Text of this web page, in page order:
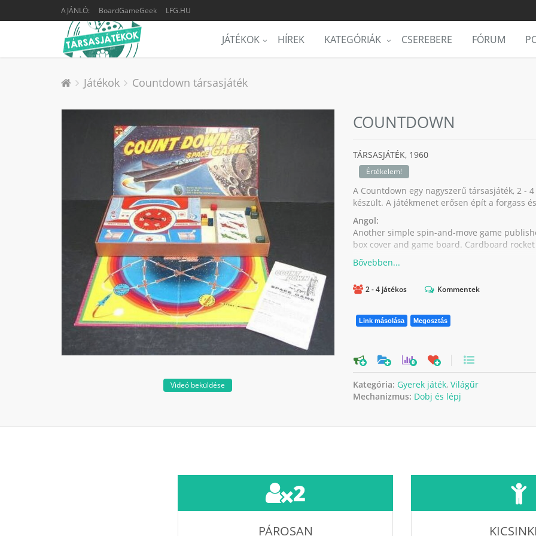
AJÁNLÓ: BoardGameGeek LFG.HU
JÁTÉKOK HÍREK KATEGÓRIÁK CSEREBERE FÓRUM
Játékok Countdown társasjáték
Videó beküldése
COUNTDOWN
TÁRSASJÁTÉK, 1960
Értékelem!
A Countdown egy nagyszerű társasjáték, 2 -
készült. A játékmenet erősen épít a forgass
Angol:
Another simple spin-and-move game
box cover and game board. Cardboard
2 - 4 játékos Kommentek
Link másolása Megosztás
0
Kategória: Gyerek játék, Világűr
Mechanizmus: Dobj és lépj
2
PÁROSAN